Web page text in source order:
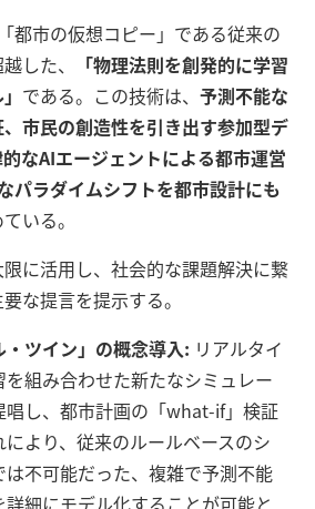
都市の仮想コピー」である従来の
した、
「物理法則を創発的に学習
である。この技術は、 予測不能な
市民の創造性を引き出す参加型デ
なAIエージェントによる都市運営
パラダイムシフトを都市設計にも
いる。
に活用し、社会的な課題解決に繋
な提言を提示する。
・ツイン」の概念導入: リアルタイ
組み合わせた新たなシミュレー
唱し、都市計画の「what-if」検証
より、従来のルールベースのシ
は不可能だった、複雑で予測不能